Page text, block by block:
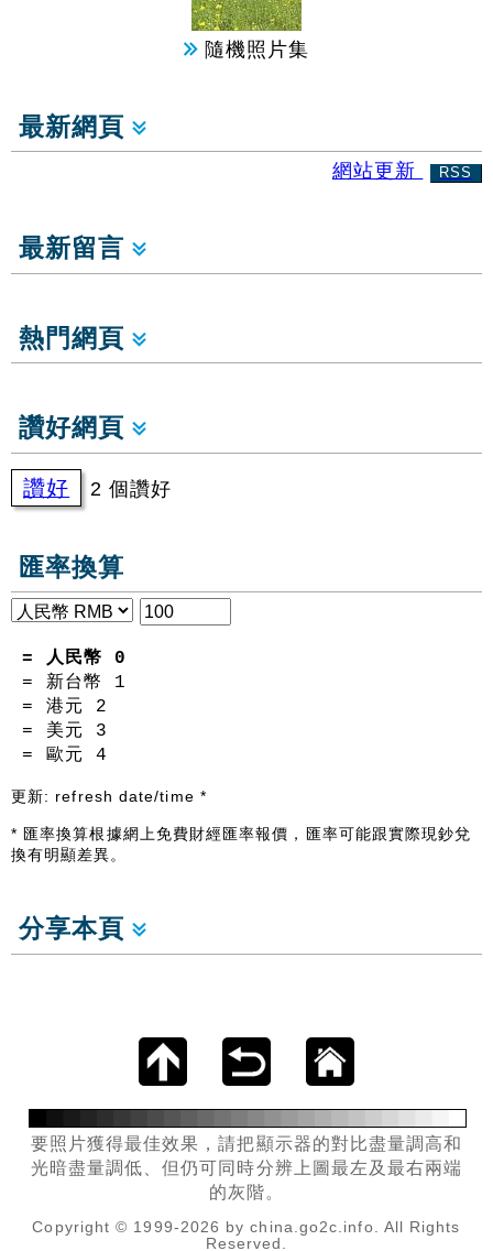
隨機照片集
最新網頁
網站更新 RSS
最新留言
熱門網頁
讚好網頁
讚好 2 個讚好
匯率換算
= 人民幣 0
= 新台幣 1
= 港元 2
= 美元 3
= 歐元4
更新: refresh date/time *
* 匯率換算根據網上免費財經匯率報價，匯率可能跟實際現鈔兌
換有明顯差異。
分享本頁
要照片獲得最佳效果，請把顯示器的對比盡量調高和
光暗盡量調低、但仍可同時分辨上圖最左及最右兩端
的灰階。
Copyright © 1999-2026 by china.go2c.info. All Rights
Reserved.